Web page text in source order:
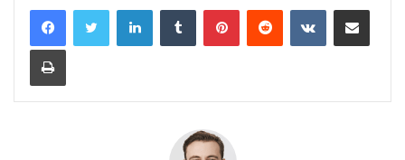
LinkedinTumblr PinterestReddit VKontaktePartager par email
Imprimer